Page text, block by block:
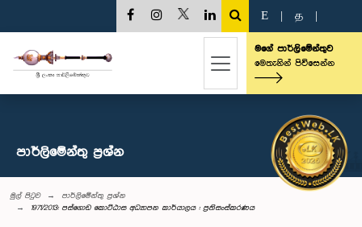
E த
මගේ පාර්ලිමේන්තුව
මෙතැනින් පිවිසෙන්න
පාර්ලි‌මේන්තු‌ ප්‍රශ්න
මුල් පිටුව
පාර්ලි‌මේන්තු‌ ප්‍රශ්න
1971/2013: පස්ගොඩ කොට්ඨාස අධ්‍යාපන කාර්යාලය : ප්‍රතිසංස්කරණය